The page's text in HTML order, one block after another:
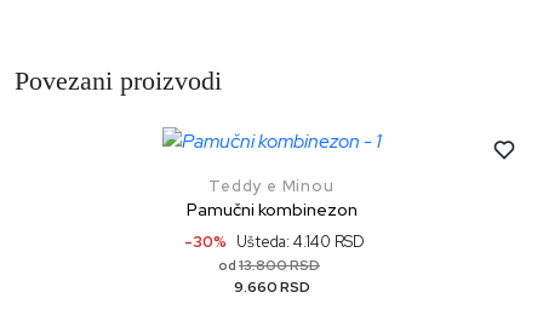
Povezani proizvodi
Teddy e Minou
Pamučni kombinezon
-30% Ušteda: 4.140 RSD
od 13.800 RSD
9.660 RSD